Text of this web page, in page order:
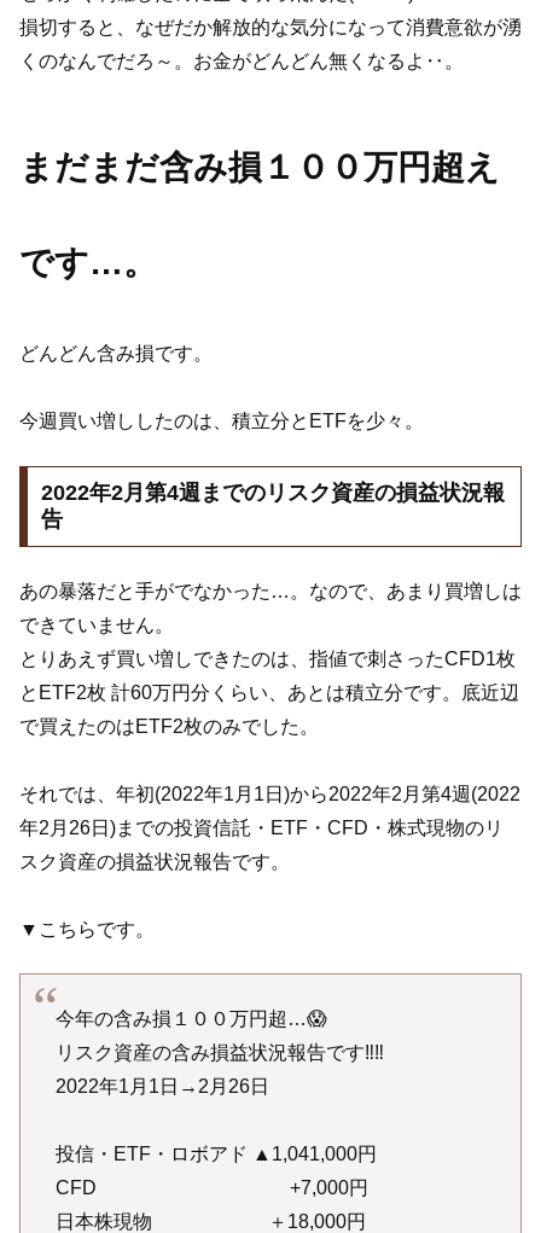
損切すると、なぜだか解放的な気分になって消費意欲が湧
くのなんでだろ～。お金がどんどん無くなるよ‥。
まだまだ含み損１００万円超え
です…。
どんどん含み損です。
今週買い増ししたのは、積立分とETFを少々。
2022年2月第4週までのリスク資産の損益状況報
告
あの暴落だと手がでなかった…。なので、あまり買増しは
できていません。
とりあえず買い増しできたのは、指値で刺さったCFD1枚
とETF2枚 計60万円分くらい、あとは積立分です。底近辺
で買えたのはETF2枚のみでした。
それでは、年初(2022年1月1日)から2022年2月第4週(2022
年2月26日)までの投資信託・ETF・CFD・株式現物のリ
スク資産の損益状況報告です。
▼こちらです。
今年の含み損１００万円超…😱
リスク資産の含み損益状況報告です‼️‼️
2022年1月1日→2月26日
投信・ETF・ロボアド ▲1,041,000円
CFD +7,000円
日本株現物 ＋18,000円